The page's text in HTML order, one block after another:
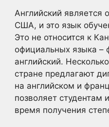
Английский
США, и это язык
Это не относится к
официальных языка –
английский.
стране предлагают
на английском и
позволяет студентам
время получения